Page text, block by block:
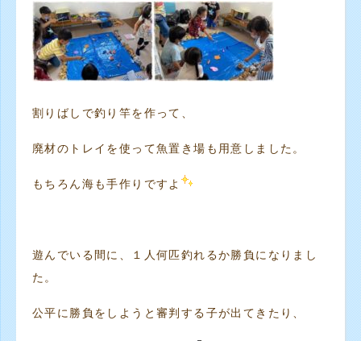
割りばしで釣り竿を作って、
廃材のトレイを使って魚置き場も用意しました。
もちろん海も手作りですよ
遊んでいる間に、１人何匹釣れるか勝負になりまし
た。
公平に勝負をしようと審判する子が出てきたり、